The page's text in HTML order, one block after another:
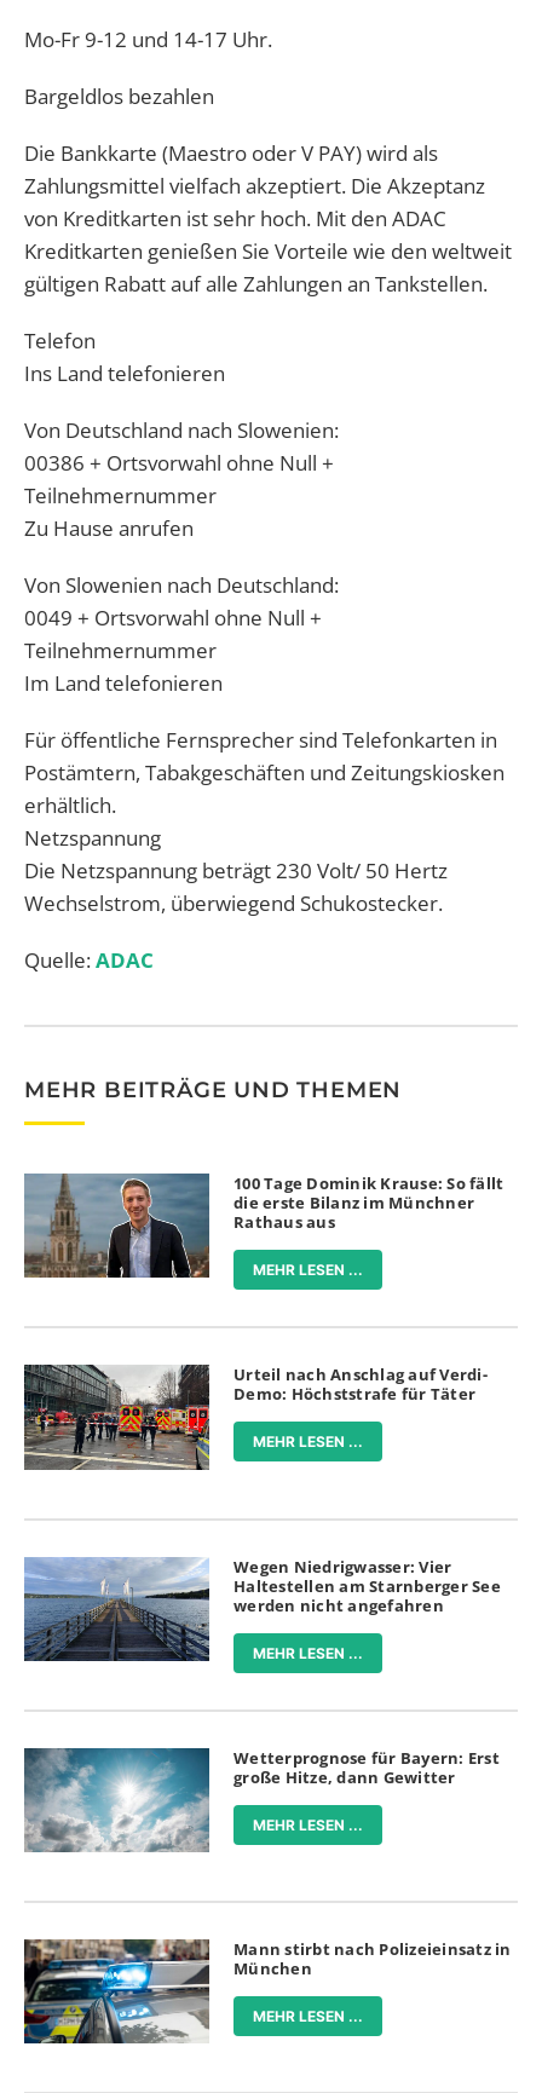
Mo-Fr 9-12 und 14-17 Uhr.
Bargeldlos bezahlen
Die Bankkarte (Maestro oder V PAY) wird als
Zahlungsmittel vielfach akzeptiert. Die Akzeptanz
von Kreditkarten ist sehr hoch. Mit den ADAC
Kreditkarten genießen Sie Vorteile wie den weltweit
gültigen Rabatt auf alle Zahlungen an Tankstellen.
Telefon
Ins Land telefonieren
Von Deutschland nach Slowenien:
00386 + Ortsvorwahl ohne Null +
Teilnehmernummer
Zu Hause anrufen
Von Slowenien nach Deutschland:
0049 + Ortsvorwahl ohne Null +
Teilnehmernummer
Im Land telefonieren
Für öffentliche Fernsprecher sind Telefonkarten in
Postämtern, Tabakgeschäften und Zeitungskiosken
erhältlich.
Netzspannung
Die Netzspannung beträgt 230 Volt/ 50 Hertz
Wechselstrom, überwiegend Schukostecker.
Quelle:ADAC
MEHR BEITRÄGE UND THEMEN
100 Tage Dominik Krause: So fällt
die erste Bilanz im Münchner
Rathaus aus
MEHR LESEN ...
Urteil nach Anschlag auf Verdi-
Demo: Höchststrafe für Täter
MEHR LESEN ...
Wegen Niedrigwasser: Vier
Haltestellen am Starnberger See
werden nicht angefahren
MEHR LESEN ...
Wetterprognose für Bayern: Erst
große Hitze, dann Gewitter
MEHR LESEN ...
Mann stirbt nach Polizeieinsatz in
München
MEHR LESEN ...